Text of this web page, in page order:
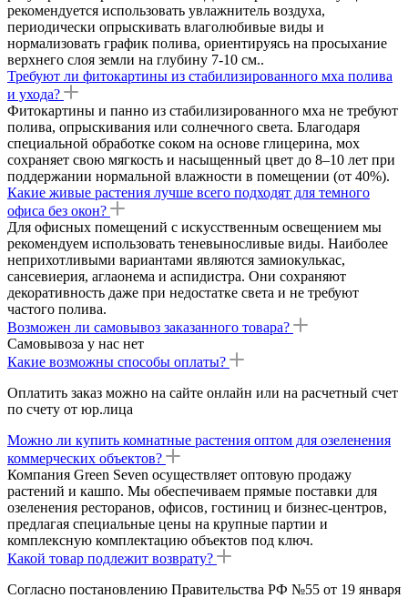
рекомендуется использовать увлажнитель воздуха,
периодически опрыскивать влаголюбивые виды и
нормализовать график полива, ориентируясь на просыхание
верхнего слоя земли на глубину 7-10 см..
Требуют ли фитокартины из стабилизированного мха полива
и ухода?
Фитокартины и панно из стабилизированного мха не требуют
полива, опрыскивания или солнечного света. Благодаря
специальной обработке соком на основе глицерина, мох
сохраняет свою мягкость и насыщенный цвет до 8–10 лет при
поддержании нормальной влажности в помещении (от 40%).
Какие живые растения лучше всего подходят для темного
офиса без окон?
Для офисных помещений с искусственным освещением мы
рекомендуем использовать теневыносливые виды. Наиболее
неприхотливыми вариантами являются замиокулькас,
сансевиерия, аглаонема и аспидистра. Они сохраняют
декоративность даже при недостатке света и не требуют
частого полива.
Возможен ли самовывоз заказанного товара?
Самовывоза у нас нет
Какие возможны способы оплаты?
Оплатить заказ можно на сайте онлайн или на расчетный счет
по счету от юр.лица
Можно ли купить комнатные растения оптом для озеленения
коммерческих объектов?
Компания Green Seven осуществляет оптовую продажу
растений и кашпо. Мы обеспечиваем прямые поставки для
озеленения ресторанов, офисов, гостиниц и бизнес-центров,
предлагая специальные цены на крупные партии и
комплексную комплектацию объектов под ключ.
Какой товар подлежит возврату?
Согласно постановлению Правительства РФ №55 от 19 января